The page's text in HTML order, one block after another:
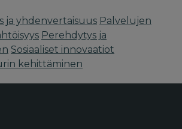
ja yhdenvertaisuus Palvelujen
Perehdytys ja
Sosiaaliset innovaatiot
kehittäminen